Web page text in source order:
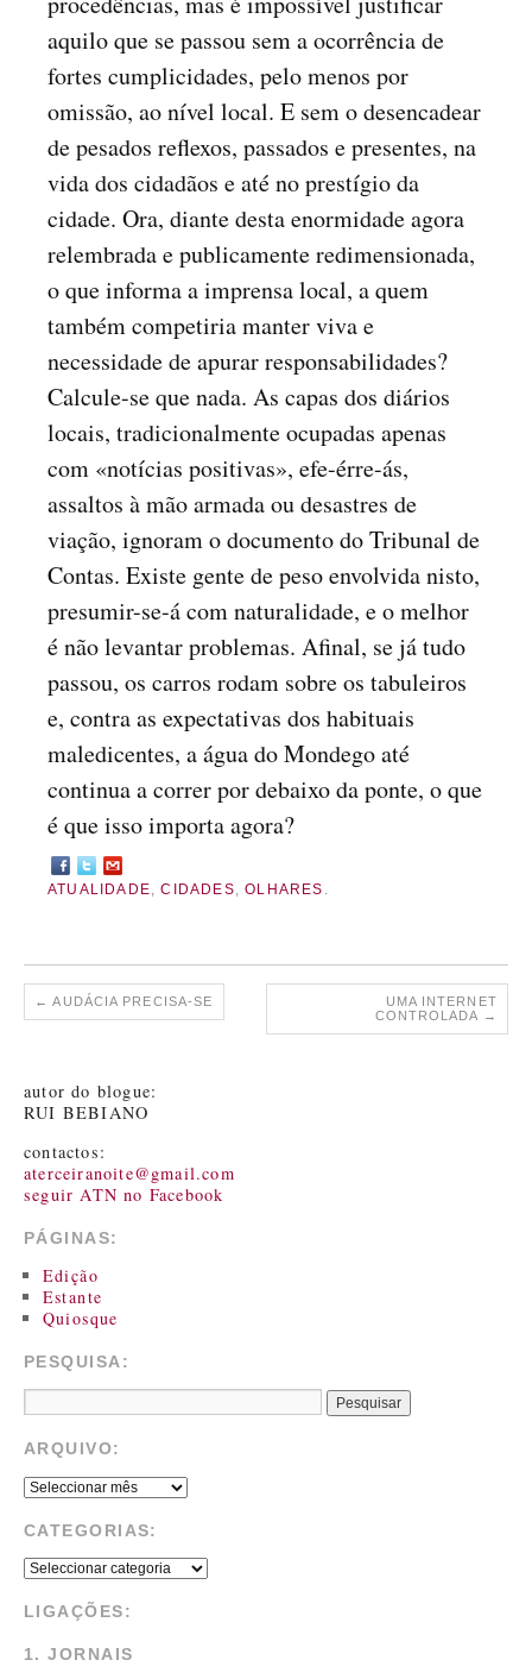
aquilo que se passou sem a ocorrência de
fortes cumplicidades, pelo menos por
omissão, ao nível local. E sem o desencadear
de pesados reflexos, passados e presentes, na
vida dos cidadãos e até no prestígio da
cidade. Ora, diante desta enormidade agora
relembrada e publicamente redimensionada,
o que informa a imprensa local, a quem
também competiria manter viva e
necessidade de apurar responsabilidades?
Calcule-se que nada. As capas dos diários
locais, tradicionalmente ocupadas apenas
com «notícias positivas», efe-érre-ás,
assaltos à mão armada ou desastres de
viação, ignoram o documento do Tribunal de
Contas. Existe gente de peso envolvida nisto,
presumir-se-á com naturalidade, e o melhor
é não levantar problemas. Afinal, se já tudo
passou, os carros rodam sobre os tabuleiros
e, contra as expectativas dos habituais
maledicentes, a água do Mondego até
continua a correr por debaixo da ponte, o que
é que isso importa agora?
ATUALIDADE,CIDADES,OLHARES .
← AUDÁCIA PRECISA-SE
UMA INTERNET
CONTROLADA →
autor do blogue:
RUI BEBIANO
contactos:
aterceiranoite@gmail.com
seguir ATN no Facebook
PÁGINAS:
Edição
Estante
Quiosque
PESQUISA:
ARQUIVO:
CATEGORIAS:
LIGAÇÕES:
1. JORNAIS